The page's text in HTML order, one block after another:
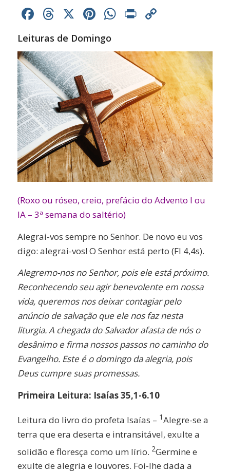
Facebook
Threads
X Pinterest
WhatsApp
Print
Leituras de Domingo
(Roxo ou róseo, creio, prefácio do Advento I ou
IA – 3ª semana do saltério)
Alegrai-vos sempre no Senhor. De novo eu vos
digo: alegrai-vos! O Senhor está perto (Fl 4,4s).
Alegremo-nos no Senhor, pois ele está próximo.
Reconhecendo seu agir benevolente em nossa
vida, queremos nos deixar contagiar pelo
anúncio de salvação que ele nos faz nesta
liturgia. A chegada do Salvador afasta de nós o
desânimo e firma nossos passos no caminho do
Evangelho. Este é o domingo da alegria, pois
Deus cumpre suas promessas.
Primeira Leitura: Isaías 35,1-6.10
Leitura do livro do profeta Isaías – 1Alegre-se a
terra que era deserta e intransitável, exulte a
solidão e floresça como um lírio. 2Germine e
exulte de alegria e louvores. Foi-lhe dada a